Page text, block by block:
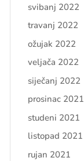
svibanj 2022
travanj 2022
ožujak 2022
veljača 2022
siječanj 2022
prosinac 2021
studeni 2021
listopad 2021
rujan 2021